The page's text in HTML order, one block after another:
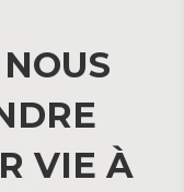
VIE À